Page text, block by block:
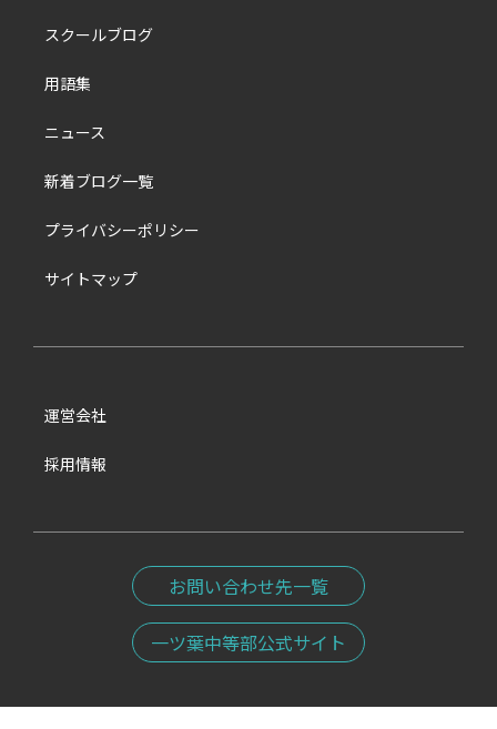
スクールブログ
用語集
ニュース
新着ブログ一覧
プライバシーポリシー
サイトマップ
運営会社
採用情報
お問い合わせ先一覧
一ツ葉中等部公式サイト